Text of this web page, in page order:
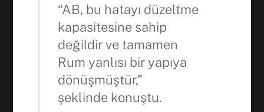
“AB, bu hatayı düzeltme
kapasitesine sahip
değildir ve tamamen
Rum yanlısı bir yapıya
dönüşmüştür,”
şeklinde konuştu.